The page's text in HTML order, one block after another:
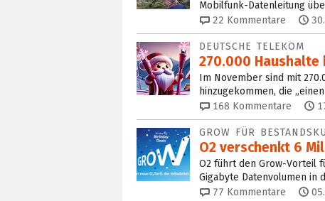
Mobilfunk-Datenleitung
22 Kommentare
DEUTSCHE TELEKOM
270.000 Haushalte
Im November sind mit
hinzugekommen, die
168 Kommentare
GROW FÜR
O2 verschenkt 6
O2 führt den Grow-Vorteil
Gigabyte Datenvolumen in
77 Kommentare